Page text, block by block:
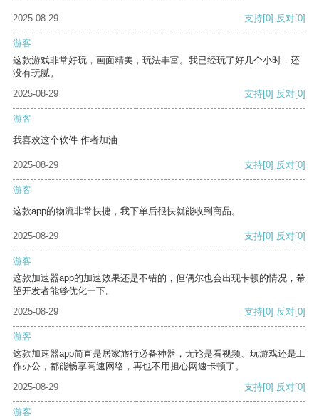
2025-08-29 支持[0] 反对[0]
游客
这款游戏非常好玩，画面精美，玩法丰富。我已经玩了好几个小时，还
没有玩腻。
2025-08-29
支持[0] 反对[0]
游客
我喜欢这个软件 作者加油
2025-08-29 支持[0] 反对[0]
游客
这款app的物流非常快捷，我下单后很快就能收到商品。
2025-08-29 支持[0] 反对[0]
游客
这款加速器app的加速效果还是不错的，但偶尔也会出现卡顿的情况，希
望开发者能够优化一下。
2025-08-29
支持[0] 反对[0]
游客
这款加速器app简直是居家旅行必备神器，无论是看视频、玩游戏还是工
作办公，都能畅享高速网络，再也不用担心网速卡顿了。
2025-08-29
支持[0] 反对[0]
游客